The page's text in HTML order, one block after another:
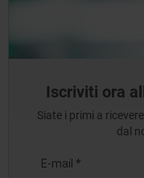
Iscriviti ora
Siate i primi a
dal